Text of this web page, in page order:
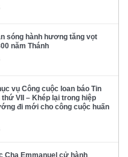
sóng hành hương tăng vọt
năm Thánh
vụ Công cuộc loan báo Tin
VII – Khép lại trong hiệp
đi mới cho công cuộc huấn
Cha Emmanuel cử hành